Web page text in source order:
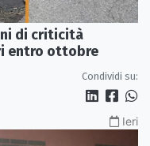
di criticità
entro ottobre
Condividi su:
Ieri